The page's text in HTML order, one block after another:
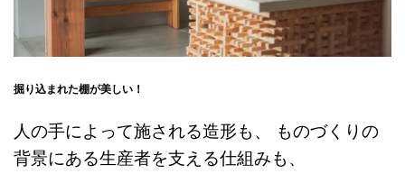
掘り込まれた棚が美しい！
人の手によって施される造形も、 ものづくりの
背景にある生産者を支える仕組みも、